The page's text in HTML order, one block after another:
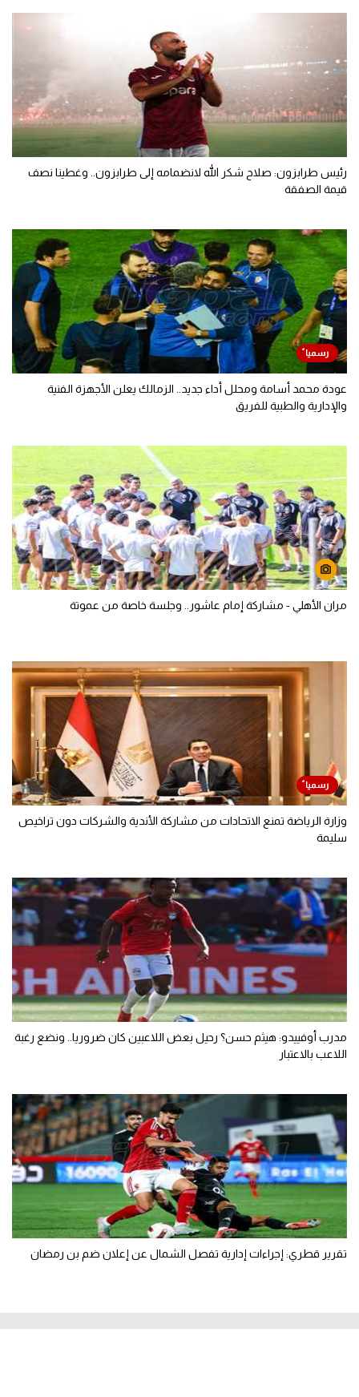
رئيس طرابزون: صلاح شكر الله لانضمامه إلى طرابزون.. وغطينا نصف
قيمة الصفقة
عودة محمد أسامة ومحلل أداء جديد.. الزمالك يعلن الأجهزة الفنية
والإدارية والطبية للفريق
مران الأهلي - مشاركة إمام عاشور.. وجلسة خاصة من عموتة
وزارة الرياضة تمنع الاتحادات من مشاركة الأندية والشركات دون تراخيص
سليمة
مدرب أوفييدو: هيثم حسن؟ رحيل بعض اللاعبين كان ضروريا.. ونضع رغبة
اللاعب بالاعتبار
تقرير قطري: إجراءات إدارية تفصل الشمال عن إعلان ضم بن رمضان